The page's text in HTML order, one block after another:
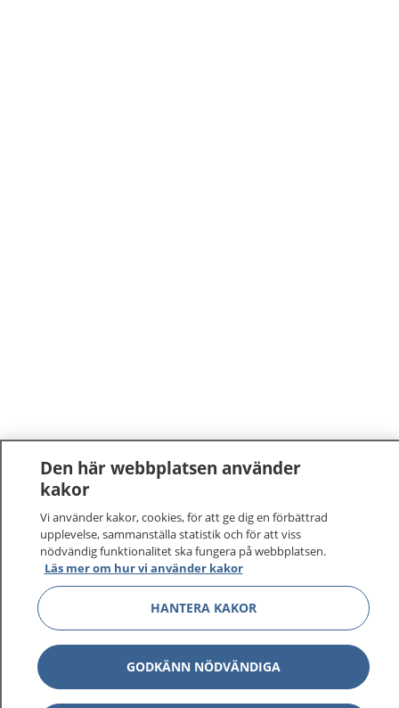
Den här webbplatsen använder
kakor
Vi använder kakor, cookies, för att ge dig en förbättrad
upplevelse, sammanställa statistik och för att viss
nödvändig funktionalitet ska fungera på webbplatsen.
Läs mer om hur vi använder kakor
HANTERA KAKOR
GODKÄNN NÖDVÄNDIGA